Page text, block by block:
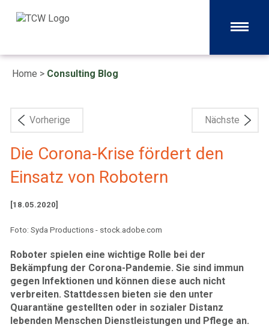
Home > Consulting Blog
Vorherige Nächste
Die Corona-Krise fördert den
Einsatz von Robotern
[18.05.2020]
Foto: Syda Productions - stock.adobe.com
Roboter spielen eine wichtige Rolle bei der
Bekämpfung der Corona-Pandemie. Sie sind immun
gegen Infektionen und können diese auch nicht
verbreiten. Stattdessen bieten sie den unter
Quarantäne gestellten oder in sozialer Distanz
lebenden Menschen Dienstleistungen und Pflege an.